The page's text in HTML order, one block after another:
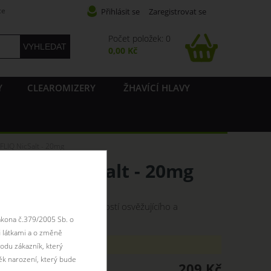
CLEAROMIZERY ŽHAVÍCÍ HLAVY
Přihlásit se Zaregistrovat se
Počet položek: 0
0,00 Kč
NicSalt - 20mg
se snoubí s dřevitostí osvěžujícího a
18ti let.
č.379/2005 Sb. o
a o změně
zákazník, který
narození, který bude